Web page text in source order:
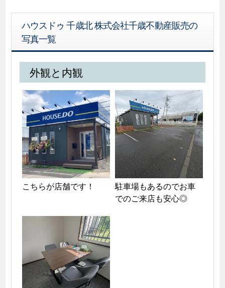
ハウスドゥ 千歳北 株式会社千歳不動産販売の
写真一覧
外観と内観
こちらが店舗です！
駐車場もあるのでお車
でのご来店も安心◎